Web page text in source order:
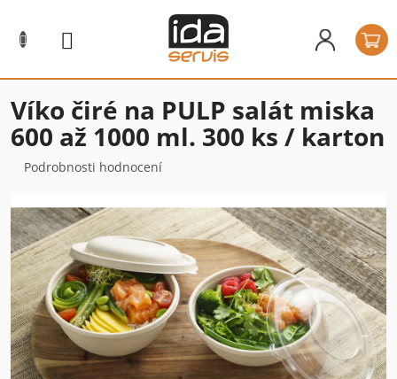
obsah
Víko čiré na PULP salát miska
600 až 1000 ml. 300 ks / karton
Průměrné
je
0,0
z
5
hvězdiček.
Podrobnosti hodnocení